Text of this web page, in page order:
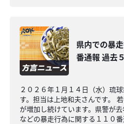
県内での暴
番通報 過去
２０２６年１月１４日（水）琉
す。担当は上地和夫さんです。
が増加し続けています。県警が
などの暴走行為に関する１１０番